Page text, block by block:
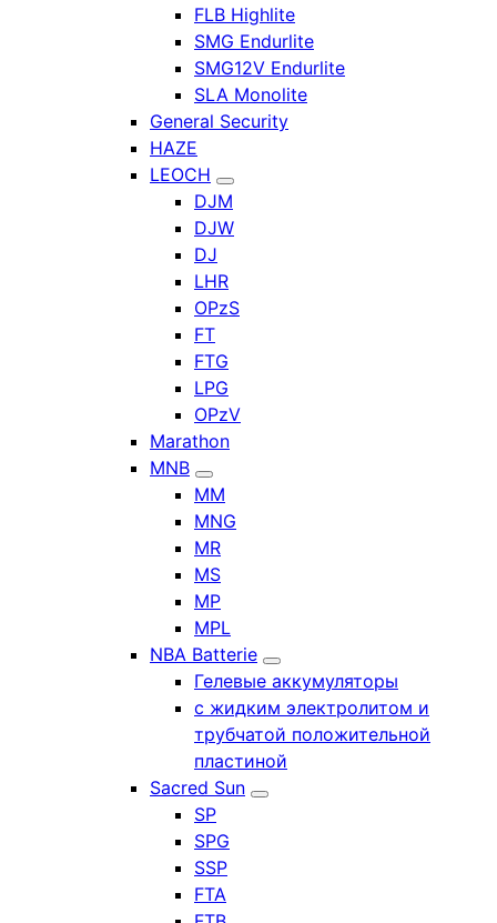
FLB Highlite
SMG Endurlite
SMG12V Endurlite
SLA Monolite
General Security
HAZE
LEOCH
DJM
DJW
DJ
LHR
OPzS
FT
FTG
LPG
OPzV
Marathon
MNB
MM
MNG
MR
MS
MP
MPL
NBA Batterie
Гелевые аккумуляторы
с жидким электролитом и
трубчатой положительной
пластиной
Sacred Sun
SP
SPG
SSP
FTA